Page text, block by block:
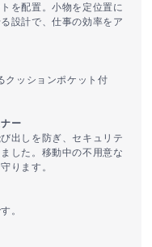
を配置。小物を定位置に
設計で、仕事の効率をア
クッションポケット付
ー
出しを防ぎ、セキュリテ
した。移動中の不用意な
ります。
。